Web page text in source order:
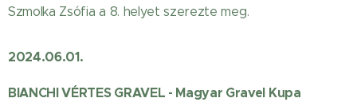
Szmolka Zsófia a 8. helyet szerezte meg.
2024.06.01.
BIANCHI VÉRTES GRAVEL - Magyar Gravel Kupa